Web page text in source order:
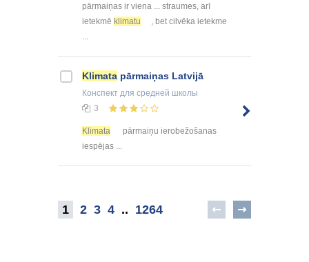
pārmaiņas ir viena ... straumes, arī
ietekmē klimatu
, bet cilvēka ietekme
...
Klimata pārmaiņas Latvijā
Конспект для средней школы
3
Klimata
pārmaiņu ierobežošanas
iespējas ...
1 2 3 4 .. 1264